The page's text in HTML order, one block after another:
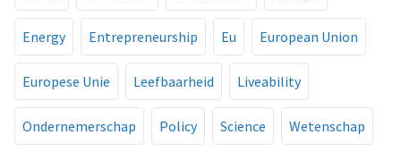
Energy Entrepreneurship Eu European Union
Europese Unie Leefbaarheid Liveability
Ondernemerschap Policy Science Wetenschap